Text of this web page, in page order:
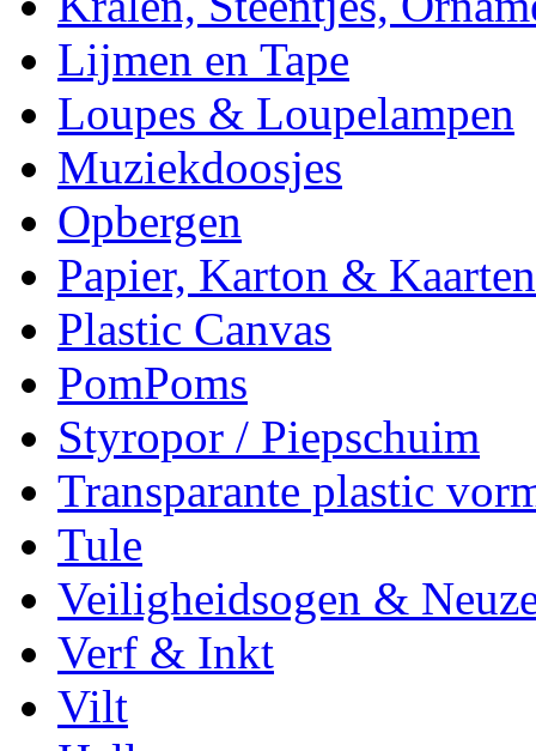
Lijmen en Tape
Loupes & Loupelampen
Muziekdoosjes
Opbergen
Papier, Karton & Kaarten
Plastic Canvas
PomPoms
Styropor / Piepschuim
Transparante plastic
Tule
Veiligheidsogen &
Verf & Inkt
Vilt